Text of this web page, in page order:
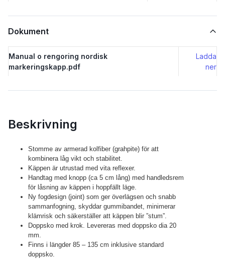
Dokument
Manual o rengoring nordisk
markeringskapp.pdf
Ladda
ner
Beskrivning
Stomme av armerad kolfiber (grahpite) för att
kombinera låg vikt och stabilitet.
Käppen är utrustad med vita reflexer.
Handtag med knopp (ca 5 cm lång) med handledsrem
för låsning av käppen i hoppfällt läge.
Ny fogdesign (joint) som ger överlägsen och snabb
sammanfogning, skyddar gummibandet, minimerar
klämrisk och säkerställer att käppen blir ”stum”.
Doppsko med krok. Levereras med doppsko dia 20
mm.
Finns i längder 85 – 135 cm inklusive standard
doppsko.